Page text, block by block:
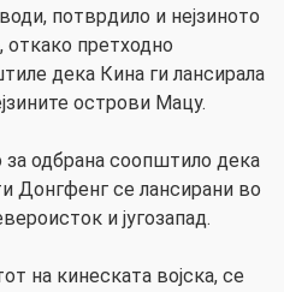
потврдило и нејзиното
откако претходно
дека Кина ги лансирала
острови Мацу.
одбрана соопштило дека
Донгфенг се лансирани во
и југозапад.
на кинеската војска, се